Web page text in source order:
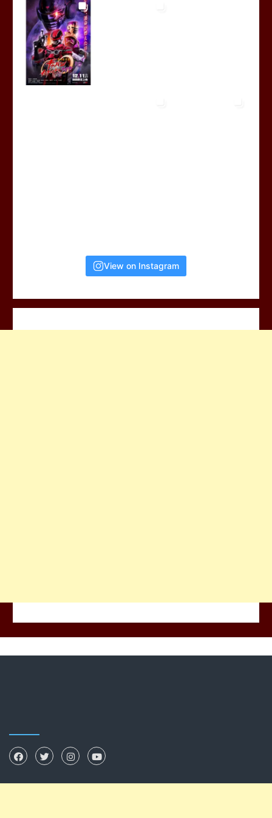
View on Instagram